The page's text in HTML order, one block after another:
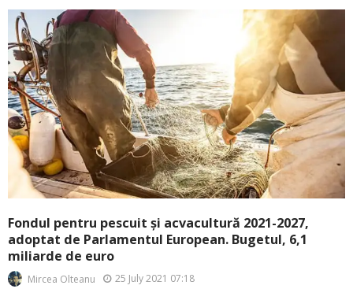
Fondul pentru pescuit și acvacultură 2021-2027,
adoptat de Parlamentul European. Bugetul, 6,1
miliarde de euro
Mircea Olteanu 25 July 2021 07:18